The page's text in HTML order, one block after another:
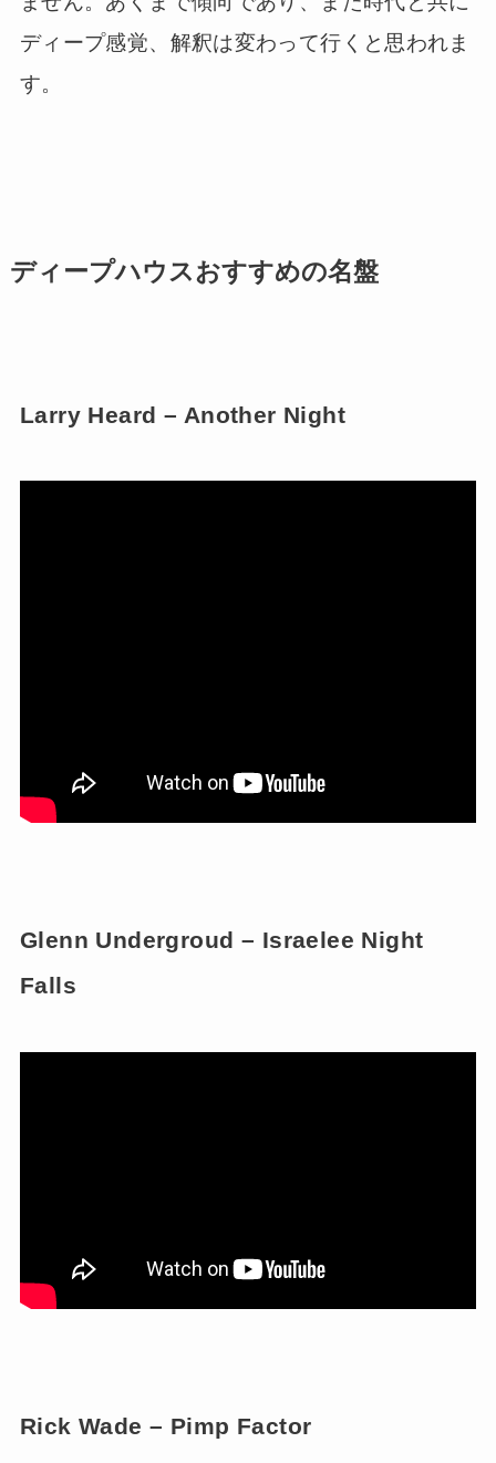
ディープ感覚、解釈は変わって行くと思われま
す。
ディープハウスおすすめの名盤
Larry Heard – Another Night
Glenn Undergroud – Israelee Night
Falls
Rick Wade – Pimp Factor